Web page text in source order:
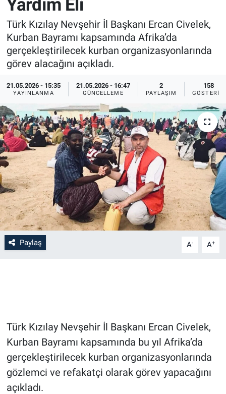
Yardım Eli
Türk Kızılay Nevşehir İl Başkanı Ercan Civelek,
Kurban Bayramı kapsamında Afrika’da
gerçekleştirilecek kurban organizasyonlarında
görev alacağını açıkladı.
21.05.2026 - 15:35
YAYINLANMA
21.05.2026 - 16:47
GÜNCELLEME
2
PAYLAŞIM
158
GÖSTERIM
Paylaş A- A+
Türk Kızılay Nevşehir İl Başkanı Ercan Civelek,
Kurban Bayramı kapsamında bu yıl Afrika’da
gerçekleştirilecek kurban organizasyonlarında
gözlemci ve refakatçi olarak görev yapacağını
açıkladı.
Sağlık
Yerel
Genel
Asayiş
İlan - Duyuru- Mesaj
Türkiye Gündemi
Sizden Gelenler
Yaşam
Sağlık
Eğitim
Kültür
3.Sayfa
Medya
Bilim-Tek
Kayseri
Niğde
Aksaray
İlan - Duyuru- Mesaj
Türkiye Gündemi
Sizden Gelenler